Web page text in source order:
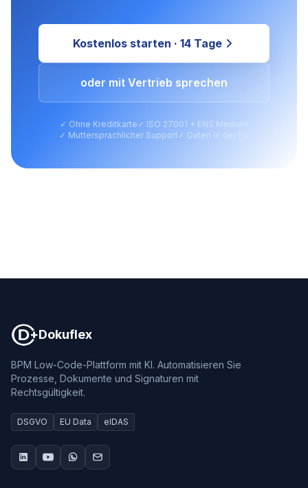
Kostenlos starten · 14 Tage
oder mit Vertrieb sprechen
✓ Ohne Kreditkarte ✓ ISO 27001 + ENS Medium
✓ Muttersprachlicher Support ✓ Daten in der EU
Dokuflex
BPM Low-Code-Plattform mit KI. Automatisieren Sie
Prozesse, Dokumente und Signaturen mit
Rechtsgültigkeit.
DSGVO EU Data eIDAS